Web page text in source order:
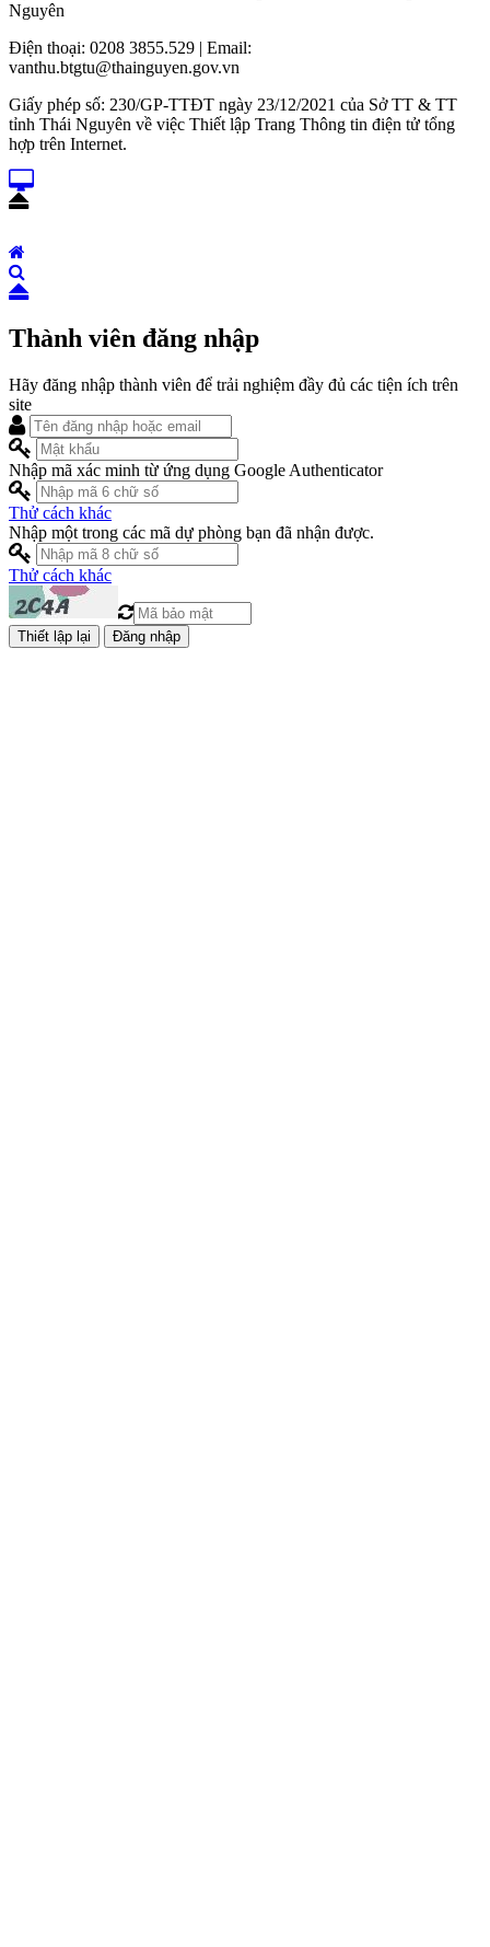
Nguyên
Điện thoại: 0208 3855.529 | Email:
vanthu.btgtu@thainguyen.gov.vn
Giấy phép số: 230/GP-TTĐT ngày 23/12/2021 của Sở TT & TT
tỉnh Thái Nguyên về việc Thiết lập Trang Thông tin điện tử tổng
hợp trên Internet.
Thành viên đăng nhập
Hãy đăng nhập thành viên để trải nghiệm đầy đủ các tiện ích trên
site
Nhập mã xác minh từ ứng dụng Google Authenticator
Thử cách khác
Nhập một trong các mã dự phòng bạn đã nhận được.
Thử cách khác
Đăng nhập